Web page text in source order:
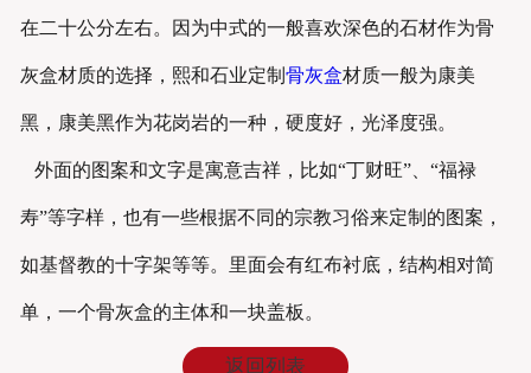
在二十公分左右。因为中式的一般喜欢深色的石材作为骨
灰盒材质的选择，熙和石业定制 骨灰盒材质一般为康美
黑，康美黑作为花岗岩的一种，硬度好，光泽度强。
外面的图案和文字是寓意吉祥，比如“丁财旺”、“福禄
寿”等字样，也有一些根据不同的宗教习俗来定制的图案，
如基督教的十字架等等。里面会有红布衬底，结构相对简
单，一个骨灰盒的主体和一块盖板。
返回列表